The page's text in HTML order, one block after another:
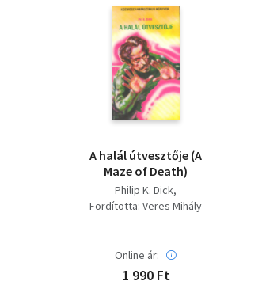
A halál útvesztője (A
Maze of Death)
Philip K. Dick
Fordította: Veres Mihály
Online ár:
1 990 Ft